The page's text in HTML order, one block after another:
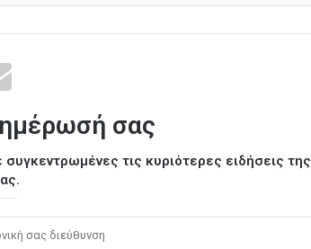
σας
τις κυριότερες ειδήσεις της